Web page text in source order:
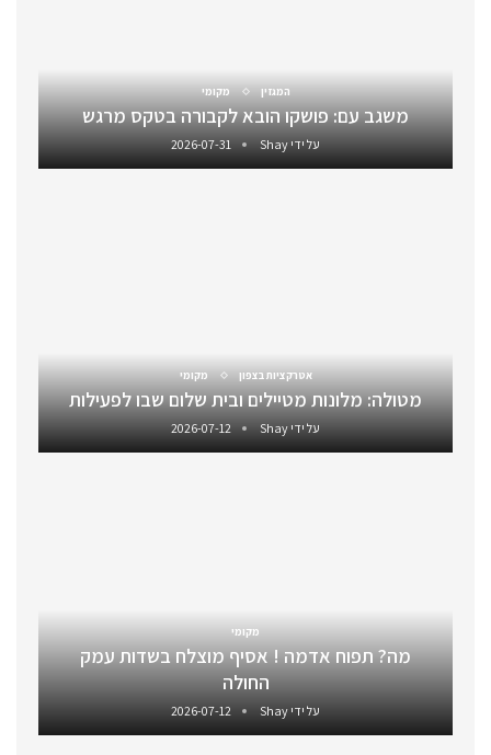
המגזין מקומי
משגב עם: פושקו הובא לקבורה בטקס מרגש
על ידי Shay
2026-07-31
אטרקציות בצפון מקומי
מטולה: מלונות מטיילים ובית שלום שבו לפעילות
על ידי Shay
2026-07-12
מקומי
מה? תפוח אדמה ! אסיף מוצלח בשדות עמק
החולה
על ידי Shay
2026-07-12